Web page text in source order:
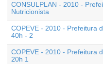
CONSULPLAN - 2010 -
Nutricionista
COPEVE - 2010 - Prefeitura
40h - 2
COPEVE - 2010 - Prefeitura
20h 1